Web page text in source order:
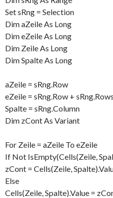
Set sRng = Selection
Dim aZeile As Long
Dim eZeile As Long
Dim Zeile As Long
Dim Spalte As Long
aZeile = sRng.Row
eZeile = sRng.Row +
Spalte = sRng.Column
Dim zCont As Variant
For Zeile = aZeile To eZeile
If Not IsEmpty(Cells(Zeile,
zCont = Cells(Zeile,
Else
Cells(Zeile, Spalte).Value =